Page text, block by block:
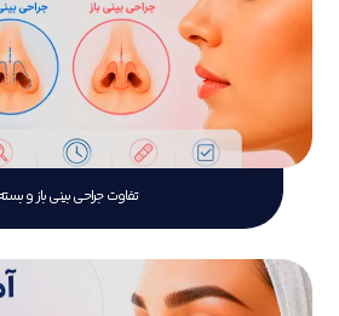
تفاوت جراحی بینی باز و